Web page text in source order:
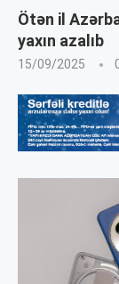
Ötən il
yaxın azalıb
15/09/2025